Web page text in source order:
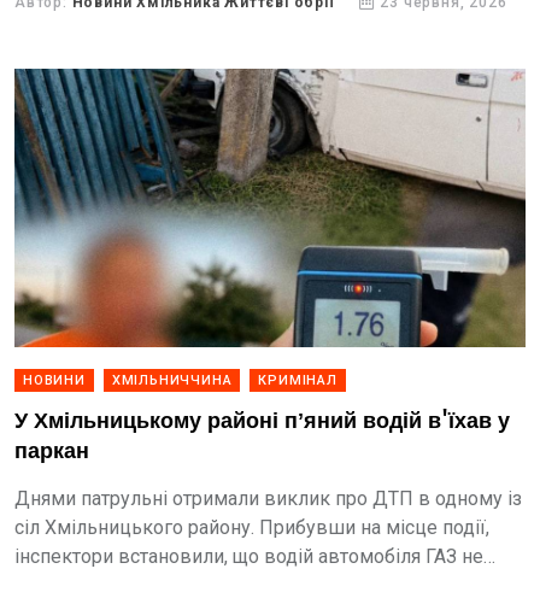
НОВИНИ ХМІЛЬНИЧЧИНА КРИМІНАЛ
У Хмільницькому районі пʼяний водій в'їхав у
паркан
Днями патрульні отримали виклик про ДТП в одному із
сіл Хмільницького району. Прибувши на місце події,
інспектори встановили, що водій автомобіля ГАЗ не